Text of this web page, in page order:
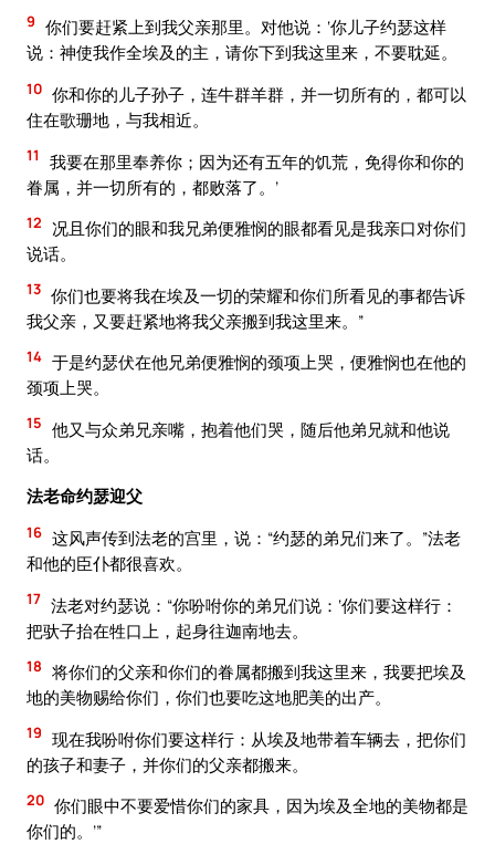
9 你们要赶紧上到我父亲那里。对他说：‘你儿子约瑟这样
说：神使我作全埃及的主，请你下到我这里来，不要耽延。
10 你和你的儿子孙子，连牛群羊群，并一切所有的，都可以
住在歌珊地，与我相近。
11
我要在那里奉养你；因为还有五年的饥荒，免得你和你的
眷属，并一切所有的，都败落了。’
12 况且你们的眼和我兄弟便雅悯的眼都看见是我亲口对你们
说话。
13 你们也要将我在埃及一切的荣耀和你们所看见的事都告诉
我父亲，又要赶紧地将我父亲搬到我这里来。”
14 于是约瑟伏在他兄弟便雅悯的颈项上哭，便雅悯也在他的
颈项上哭。
15 他又与众弟兄亲嘴，抱着他们哭，随后他弟兄就和他说
话。
法老命约瑟迎父
16 这风声传到法老的宫里，说：“约瑟的弟兄们来了。”法老
和他的臣仆都很喜欢。
17 法老对约瑟说：“你吩咐你的弟兄们说：‘你们要这样行：
把驮子抬在牲口上，起身往迦南地去。
18 将你们的父亲和你们的眷属都搬到我这里来，我要把埃及
地的美物赐给你们，你们也要吃这地肥美的出产。
19 现在我吩咐你们要这样行：从埃及地带着车辆去，把你们
的孩子和妻子，并你们的父亲都搬来。
20 你们眼中不要爱惜你们的家具，因为埃及全地的美物都是
你们的。’”